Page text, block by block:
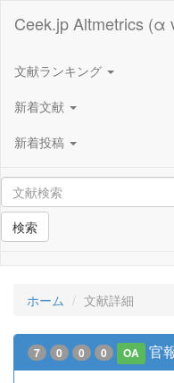
Ceek.jp Altmetrics (α
文献ランキング
新着文献
新着投稿
検索
ホーム 文献詳細
7 0 0 0 OA 官